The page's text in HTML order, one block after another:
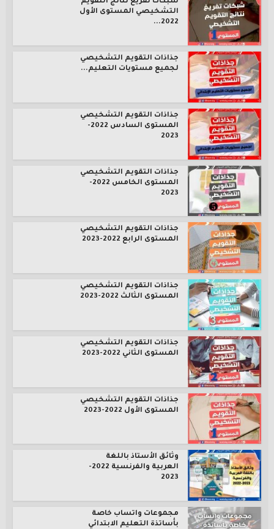
شبكات تفريغ نتائج التقويم
التشخيصي المستوى الأول
2022...
جذاذات التقويم التشخيصي
لجميع مستويات التعليم...
جذاذات التقويم التشخيصي
المستوى السادس 2022-
2023
جذاذات التقويم التشخيصي
المستوى الخامس 2022-
2023
جذاذات التقويم التشخيصي
المستوى الرابع 2022-2023
جذاذات التقويم التشخيصي
المستوى الثالث 2022-2023
جذاذات التقويم التشخيصي
المستوى الثاني 2022-2023
جذاذات التقويم التشخيصي
المستوى الأول 2022-2023
وثائق الأستاذ باللغة
العربية والفرنسية 2022-
2023
مجموعات واتساب خاصة
بأساتذة التعليم الابتدائي